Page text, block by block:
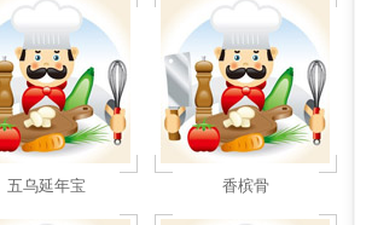
五乌延年宝 香槟骨